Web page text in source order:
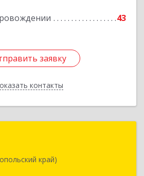
43
заявку
контакты
заявку
Назад
край)
край, Шпаковский р-